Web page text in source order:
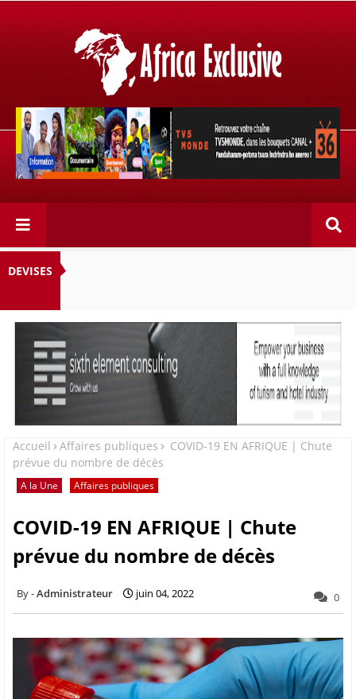
Retrouvez votre chaîne @TV5MONDE, dans les bouquets
CANAL+ 36 . Fandaharam-potoana tsara indrindra ho
anareo!
DEVISES
Accueil Affaires publiques
COVID-19 EN AFRIQUE | Chute
prévue du nombre de décès
A la Une Affaires publiques
COVID-19 EN AFRIQUE | Chute
prévue du nombre de décès
Administrateur juin 04, 2022 0